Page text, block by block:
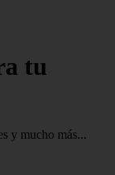
tu
y mucho más...